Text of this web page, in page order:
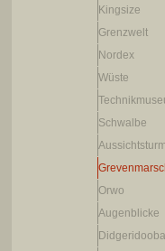
Kingsize
Grenzwelt
Nordex
Wüste
Schwalbe
Aussichtsturm
Orwo
Augenblicke